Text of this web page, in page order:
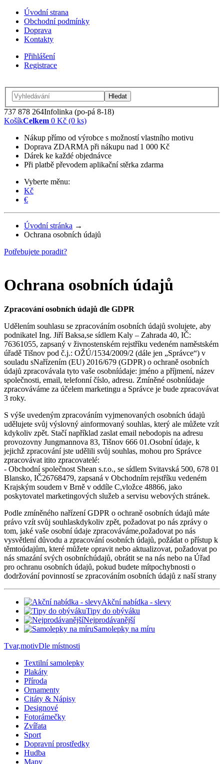
Úvodní strana
Obchodní podmínky
Doprava
Kontakty
Přihlášení
Registrace
Hledat
737 878 264Infolinka (po-pá 8-18)
KošíkCelkem 0 Kč (0 ks)
Nákup přímo od výrobce s možností vlastního motivu
Doprava ZDARMA při nákupu nad 1 000 Kč
Dárek ke každé objednávce
Při platbě převodem aplikační stěrka zdarma
Vyberte měnu:
Kč
€
Úvodní stránka →
Ochrana osobních údajů
Potřebujete poradit?
Ochrana osobních údajů
Zpracování osobních údajů dle GDPR
Udělením souhlasu se zpracováním osobních údajů svolujete, aby
podnikatel Ing. Jiří Baksa,se sídlem Kaly – Zahrada 40, IČ:
76361055, zapsaný v živnostenském rejstříku vedeném naměstském
úřadě Tišnov pod č.j.: OŽÚ/1534/2009/2 (dále jen „Správce“) v
souladu sNařízením (EU) 2016/679 (GDPR) o ochraně osobních
údajů zpracovávala tyto vaše osobníúdaje: jméno a příjmení, název
společnosti, email, telefonní číslo, adresu. Zmíněné osobníúdaje
zpracováváme za účelem marketingu a Správce je bude zpracovávat
3 roky.
S výše uvedeným zpracováním vyjmenovaných osobních údajů
udělujete svůj výslovný ainformovaný souhlas, který ale můžete vzít
kdykoliv zpět. Stačí například zaslat email nebodopis na adresu
provozovny Jungmannova 83, Tišnov 666 01.Osobní údaje, k
jejichž zpracování jste udělili svůj souhlas, mohou pro Správce
zpracovávat itito zpracovatelé:
- Obchodní společnost Shean s.r.o., se sídlem Svitavská 500, 678 01
Blansko, IČ26768479, zapsaná v Obchodním rejstříku vedeném
Krajským soudem v Brně v oddíle C,vložce 48866, jako
poskytovatel marketingových služeb a servisu webových stránek.
Podle zmíněného nařízení GDPR o ochraně osobních údajů máte
právo vzít svůj souhlaskdykoliv zpět, požadovat po nás zprávy o
tom, jaké vaše osobní údaje zpracováváme,požadovat po nás
vysvětlení důvodu a zpracování osobních údajů, požádat o přístup k
těmtoúdajům, které můžete opravit nebo aktualizovat, požadovat po
nás smazání svých osobníchúdajů, obrátit se na nás nebo na Úřad
pro ochranu osobních údajů, pokud budete mítpochybnosti o
dodržování povinností se zpracováním osobních údajů z naší strany
Akční nabídka - slevy
Tipy do obýváku
Nejprodávanější
Samolepky na míru
Tvar,motivDle místnosti
Textilní samolepky
Plakáty
Příroda
Ornamenty
Citáty & Nápisy
Designové
Fotorámečky
Zvířata
Sport
Dopravní prostředky
Hudba
Mapy